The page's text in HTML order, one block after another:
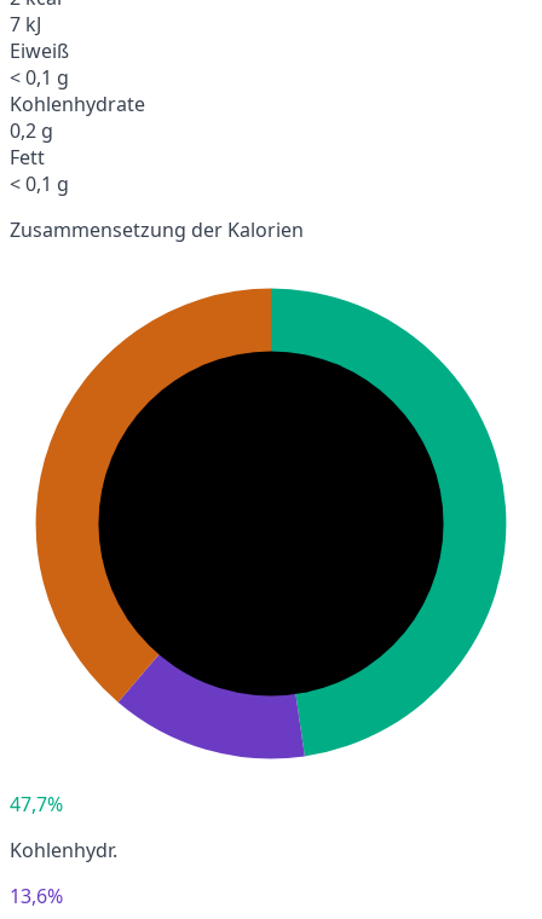
7 kJ
Eiweiß
< 0,1 g
Kohlenhydrate
0,2 g
Fett
< 0,1 g
Zusammensetzung der Kalorien
47,7%
Kohlenhydr.
13,6%